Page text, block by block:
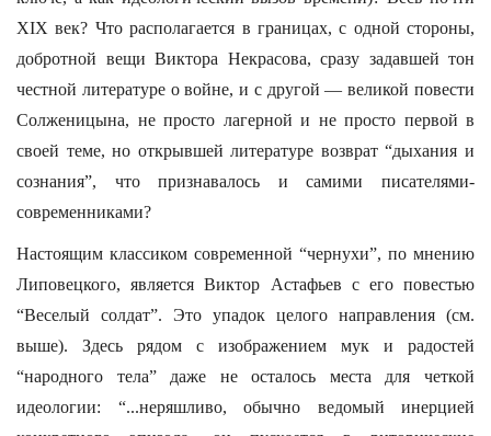
ХIХ век? Что располагается в границах, с одной стороны,
добротной вещи Виктора Некрасова, сразу задавшей тон
честной литературе о войне, и с другой — великой повести
Солженицына, не просто лагерной и не просто первой в
своей теме, но открывшей литературе возврат “дыхания и
сознания”, что признавалось и самими писателями-
современниками?
Настоящим классиком современной “чернухи”, по мнению
Липовецкого, является Виктор Астафьев с его повестью
“Веселый солдат”. Это упадок целого направления (см.
выше). Здесь рядом с изображением мук и радостей
“народного тела” даже не осталось места для четкой
идеологии: “...неряшливо, обычно ведомый инерцией